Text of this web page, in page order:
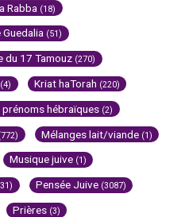
Rabba (18)
Guedalia (51)
du 17 Tamouz (270)
(4) Kriat haTorah (220)
prénoms hébraïques (2)
Mélanges lait/viande (1)
Musique juive (1)
Pensée Juive (3087)
Prières (3)